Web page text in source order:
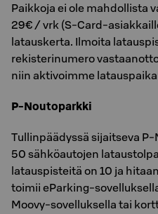
Paikkoja ei ole mahdollista
29€ / vrk (S-Card-
latauskerta. Ilmoita
rekisterinumero
niin aktivoimme
P-Noutoparkki
Tullinpäädyssä sijaitseva
50 sähköautojen
latauspisteitä on 10 ja
toimii eParking-
Moovy-sovelluksella tai